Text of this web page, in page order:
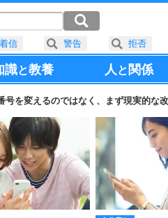
識と教養 人と 関係
号を変えるのではなく、まず現実的な
着信 警告 拒否